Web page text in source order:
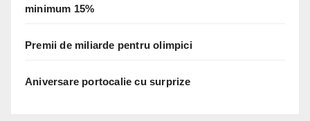
minimum 15%
Premii de miliarde pentru olimpici
Aniversare portocalie cu surprize